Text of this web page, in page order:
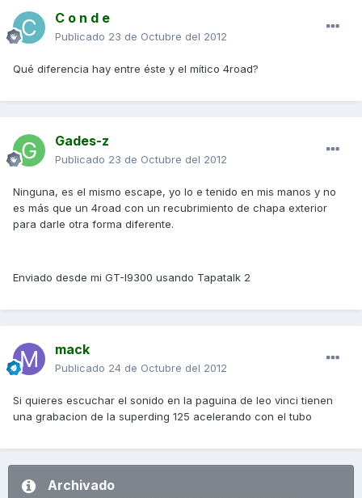
C o n d e
Publicado 23 de Octubre del 2012
Qué diferencia hay entre éste y el mítico 4road?
Gades-z
Publicado 23 de Octubre del 2012
Ninguna, es el mismo escape, yo lo e tenido en mis manos y no
es más que un 4road con un recubrimiento de chapa exterior
para darle otra forma diferente.
Enviado desde mi GT-I9300 usando Tapatalk 2
mack
Publicado 24 de Octubre del 2012
Si quieres escuchar el sonido en la paguina de leo vinci tienen
una grabacion de la superding 125 acelerando con el tubo
Archivado